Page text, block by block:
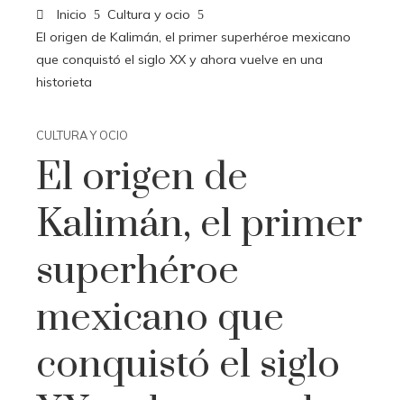
Inicio
Cultura y ocio
El origen de Kalimán, el primer superhéroe mexicano
que conquistó el siglo XX y ahora vuelve en una
historieta
CULTURA Y OCIO
El origen de
Kalimán, el primer
superhéroe
mexicano que
conquistó el siglo